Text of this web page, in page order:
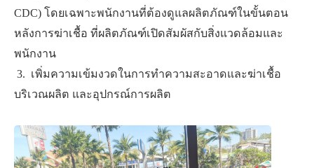
CDC) โดยเฉพาะพนักงานที่ต้องดูแลผลิตภัณฑ์ในขั้นตอน
หลังการฆ่าเชื้อ ที่ผลิตภัณฑ์เปิดสัมผัสกับสิ่งแวดล้อมและ
พนักงาน
​ ​3. ​ ​เพิ่มความเข้มงวดในการทำความสะอาดและฆ่าเชื้อ
บริเวณผลิต และอุปกรณ์การผลิต